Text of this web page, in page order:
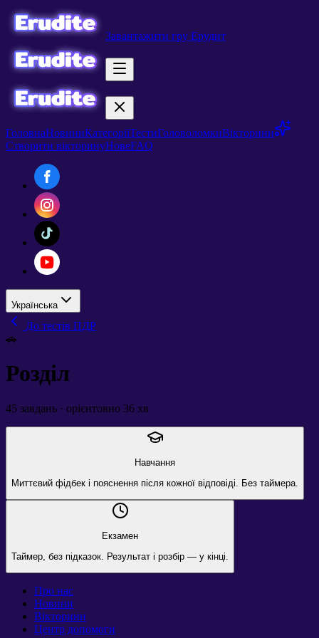
Завантажити гру Ерудит
ГоловнаНовиниКатегоріїТестиГоловоломкиВікторини
Створити вікторинуНовеFAQ
Українська
До тестів ПДР
🚗
Розділ
45 завдань · орієнтовно 36 хв
Навчання
Миттєвий фідбек і пояснення після кожної відповіді. Без таймера.
Екзамен
Таймер, без підказок. Результат і розбір — у кінці.
Про нас
Новини
Вікторини
Центр допомоги